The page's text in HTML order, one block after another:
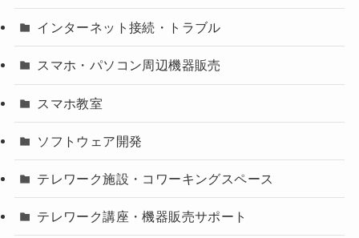
インターネット接続・トラブル
スマホ・パソコン周辺機器販売
スマホ教室
ソフトウェア開発
テレワーク施設・コワーキングスペース
テレワーク講座・機器販売サポート